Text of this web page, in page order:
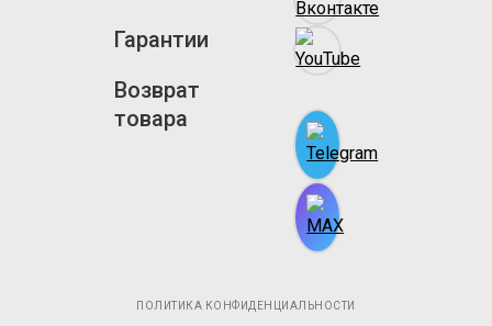
Гарантии
Возврат
товара
ПОЛИТИКА КОНФИДЕНЦИАЛЬНОСТИ